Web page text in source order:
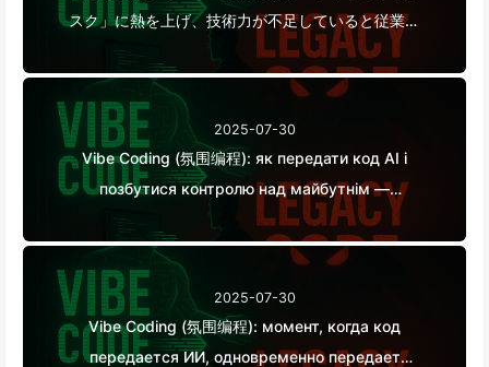
スク」に熱を上げ、技術力が不足していると従業員
がさらに苦しむ— ゆっくり学ぶAI163
2025-07-30
Vibe Coding (氛围编程): як передати код AI і
позбутися контролю над майбутнім —
повільно вчимося AI162
2025-07-30
Vibe Coding (氛围编程): момент, когда код
передается ИИ, одновременно передает